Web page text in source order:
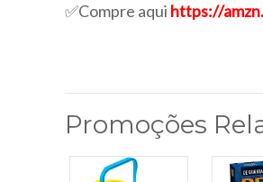
✅Compre aqui https://
Promoções